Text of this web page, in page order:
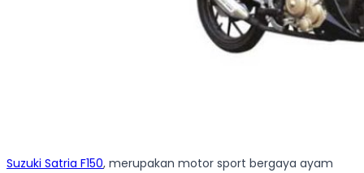
Suzuki Satria F150, merupakan motor sport bergaya ayam